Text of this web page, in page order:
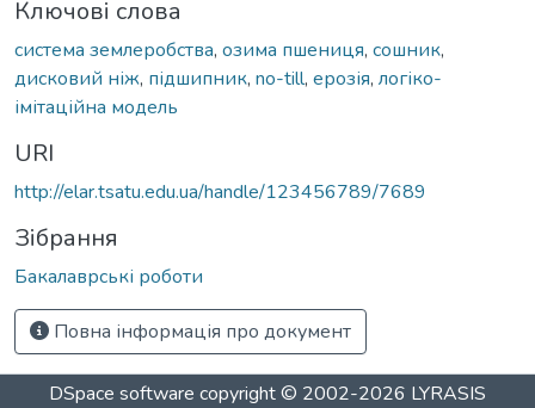
Ключові слова
система землеробства, озима пшениця, сошник,
дисковий ніж, підшипник, no-till, ерозія, логіко-
імітаційна модель
URI
http://elar.tsatu.edu.ua/handle/123456789/7689
Зібрання
Бакалаврські роботи
Повна інформація про документ
DSpace software copyright © 2002-2026 LYRASIS